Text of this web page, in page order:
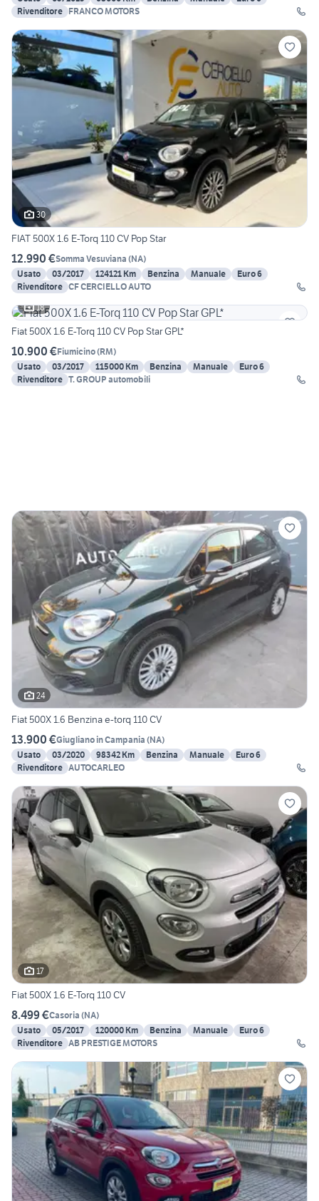
Rivenditore FRANCO MOTORS
30
FIAT 500X 1.6 E-Torq 110 CV Pop Star
12.990 €Somma Vesuviana (NA)
Usato
03/2017 124121 Km Benzina Manuale
Euro 6
Rivenditore CF CERCIELLO AUTO
18
Fiat 500X 1.6 E-Torq 110 CV Pop Star GPL*
10.900 €Fiumicino(RM)
Usato
03/2017 115000 Km Benzina Manuale
Euro 6
Rivenditore T. GROUP automobili
24
Fiat 500X 1.6 Benzina e-torq 110 CV
13.900 €Giugliano in Campania (NA)
Usato
03/2020 98342 Km Benzina Manuale
Euro 6
Rivenditore AUTOCARLEO
17
Fiat 500X 1.6 E-Torq 110 CV
8.499 €Casoria (NA)
Usato
05/2017 120000 Km Benzina Manuale
Euro 6
Rivenditore AB PRESTIGE MOTORS